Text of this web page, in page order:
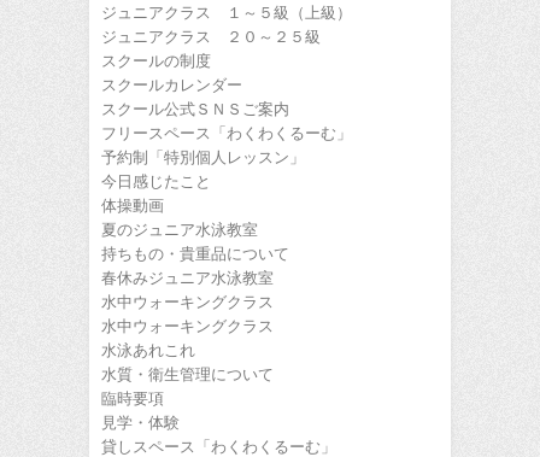
ジュニアクラス １～５級（上級）
ジュニアクラス ２０～２５級
スクールの制度
スクールカレンダー
スクール公式ＳＮＳご案内
フリースペース「わくわくるーむ」
予約制「特別個人レッスン」
今日感じたこと
体操動画
夏のジュニア水泳教室
持ちもの・貴重品について
春休みジュニア水泳教室
水中ウォーキングクラス
水中ウォーキングクラス
水泳あれこれ
水質・衛生管理について
臨時要項
見学・体験
貸しスペース「わくわくるーむ」